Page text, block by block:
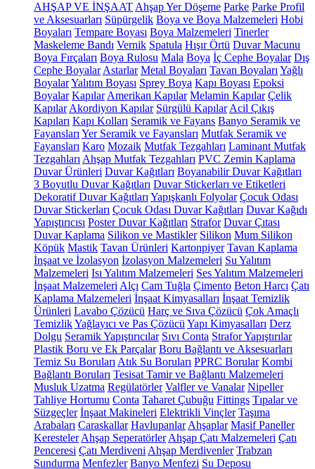
AHŞAP VE İNŞAAT Ahşap Yer Döşeme Parke Parke Profil
ve Aksesuarları Süpürgelik Boya ve Boya Malzemeleri Hobi
Boyaları Tempare Boyası Boya Malzemeleri Tinerler
Maskeleme Bandı Vernik Spatula Hışır Örtü Duvar Macunu
Boya Fırçaları Boya Rulosu Mala Boya İç Cephe Boyalar Dış
Cephe Boyalar Astarlar Metal Boyaları Tavan Boyaları Yağlı
BoyalarYalıtım Boyası Sprey Boya Kapı Boyası Epoksi
Boyalar Kapılar Amerikan Kapılar Melamin Kapılar Çelik
Kapılar Akordiyon Kapılar Sürgülü Kapılar Acil Çıkış
Kapıları Kapı Kolları Seramik ve Fayans Banyo Seramik ve
Fayansları Yer Seramik ve Fayansları Mutfak Seramik ve
Fayansları Karo Mozaik Mutfak Tezgahları Laminant Mutfak
Tezgahları Ahşap Mutfak Tezgahları PVC Zemin Kaplama
Duvar Ürünleri Duvar Kağıtları Boyanabilir Duvar Kağıtları
3 Boyutlu Duvar Kağıtları Duvar Stickerları ve Etiketleri
Dekoratif Duvar Kağıtları Yapışkanlı Folyolar Çocuk Odası
Duvar Stickerları Çocuk Odası Duvar Kağıtları Duvar Kağıdı
Yapıştırıcısı Poster Duvar Kağıtları Strafor Duvar Çıtası
Duvar Kaplama Silikon ve Mastikler Silikon Mum Silikon
Köpük Mastik Tavan Ürünleri Kartonpiyer Tavan Kaplama
İnşaat ve İzolasyon İzolasyon Malzemeleri Su Yalıtım
Malzemeleri Isı Yalıtım Malzemeleri Ses Yalıtım Malzemeleri
İnşaat Malzemeleri Alçı Cam Tuğla Çimento Beton Harcı Çatı
Kaplama Malzemeleri İnşaat Kimyasalları İnşaat Temizlik
Ürünleri Lavabo Çözücü Harç ve Sıva Çözücü Çok Amaçlı
TemizlikYağlayıcı ve Pas Çözücü Yapı Kimyasalları Derz
Dolgu Seramik Yapıştırıcılar Sıvı Conta Strafor Yapıştırılar
Plastik Boru ve Ek Parçalar Boru Bağlantı ve Aksesuarları
Temiz Su Boruları Atık Su Boruları PPRC Borular Kombi
Bağlantı Boruları Tesisat Tamir ve Bağlantı Malzemeleri
Musluk Uzatma Regülatörler Valfler ve Vanalar Nipeller
Tahliye Hortumu Conta Taharet Çubuğu Fittings Tıpalar ve
Süzgeçler İnşaat Makineleri Elektrikli Vinçler Taşıma
Arabaları Caraskallar Havlupanlar Ahşaplar Masif Paneller
Keresteler Ahşap Seperatörler Ahşap Çatı Malzemeleri Çatı
Penceresi Çatı Merdiveni Ahşap Merdivenler Trabzan
Sundurma Menfezler Banyo Menfezi Su Deposu